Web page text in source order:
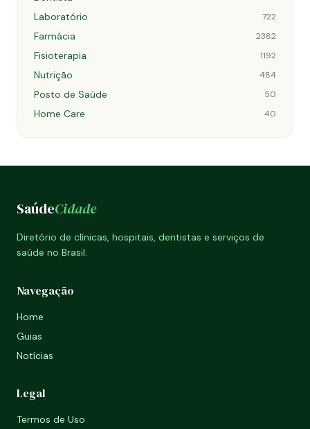
Laboratório 722
Farmácia 2382
Fisioterapia 1192
Nutrição 484
Posto de Saúde 50
Home Care 40
SaúdeCidade
Diretório de clínicas, hospitais, dentistas e serviços de
saúde no Brasil.
Navegação
Home
Guias
Notícias
Legal
Termos de Uso